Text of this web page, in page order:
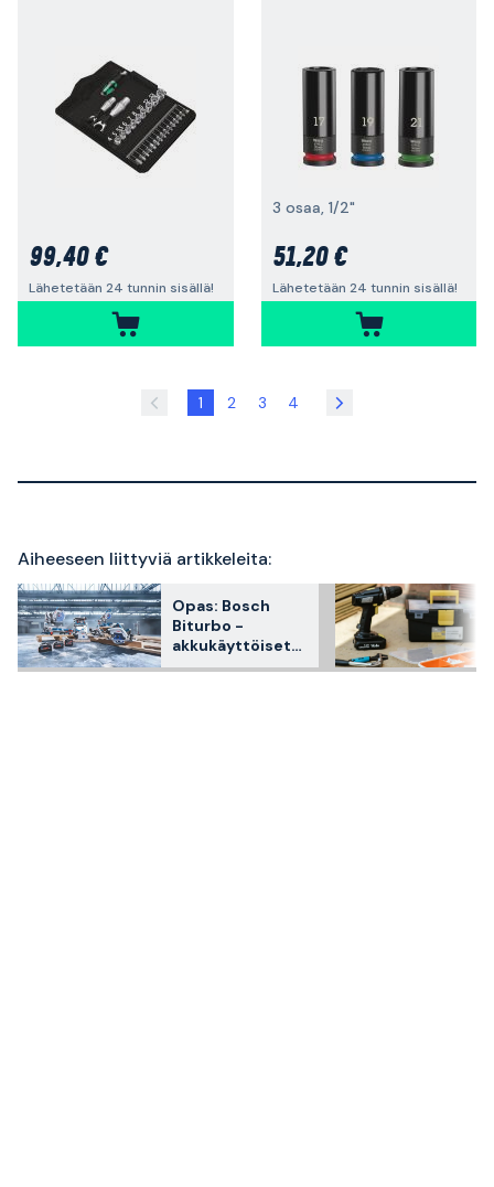
99,40 €
Lähetetään 24 tunnin sisällä!
3 osaa, 1/2"
51,20 €
Lähetetään 24 tunnin sisällä!
1 2 3 4
Aiheeseen liittyviä artikkeleita:
Opas: Bosch
Biturbo -
akkukäyttöiset
työkalut ja